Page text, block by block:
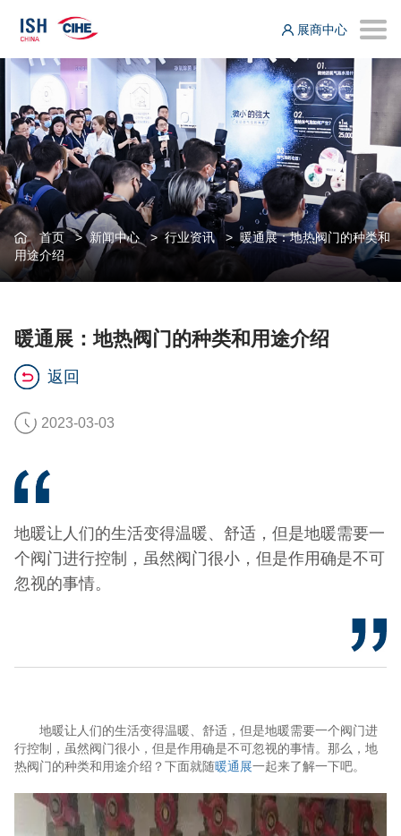
展商中心
首页>新闻中心>行业资讯> 暖通展：地热阀门的种类和
用途介绍
暖通展：地热阀门的种类和用途介绍
返回
2023-03-03
地暖让人们的生活变得温暖、舒适，但是地暖需要一
个阀门进行控制，虽然阀门很小，但是作用确是不可
忽视的事情。
地暖让人们的生活变得温暖、舒适，但是地暖需要一个阀门进
行控制，虽然阀门很小，但是作用确是不可忽视的事情。那么，地
热阀门的种类和用途介绍？下面就随暖通展一起来了解一下吧。